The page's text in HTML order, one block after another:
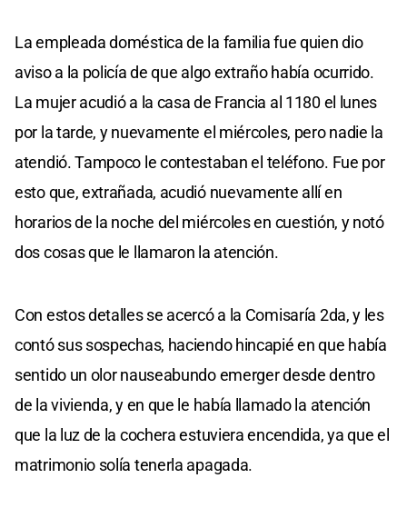
La empleada doméstica de la familia fue quien dio
aviso a la policía de que algo extraño había ocurrido.
La mujer acudió a la casa de Francia al 1180 el lunes
por la tarde, y nuevamente el miércoles, pero nadie la
atendió. Tampoco le contestaban el teléfono. Fue por
esto que, extrañada, acudió nuevamente allí en
horarios de la noche del miércoles en cuestión, y notó
dos cosas que le llamaron la atención.
Con estos detalles se acercó a la Comisaría 2da, y les
contó sus sospechas, haciendo hincapié en que había
sentido un olor nauseabundo emerger desde dentro
de la vivienda, y en que le había llamado la atención
que la luz de la cochera estuviera encendida, ya que el
matrimonio solía tenerla apagada.